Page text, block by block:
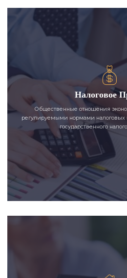
Налоговое
Общественные отношения
регулируемыми нормами налоговых
государственного